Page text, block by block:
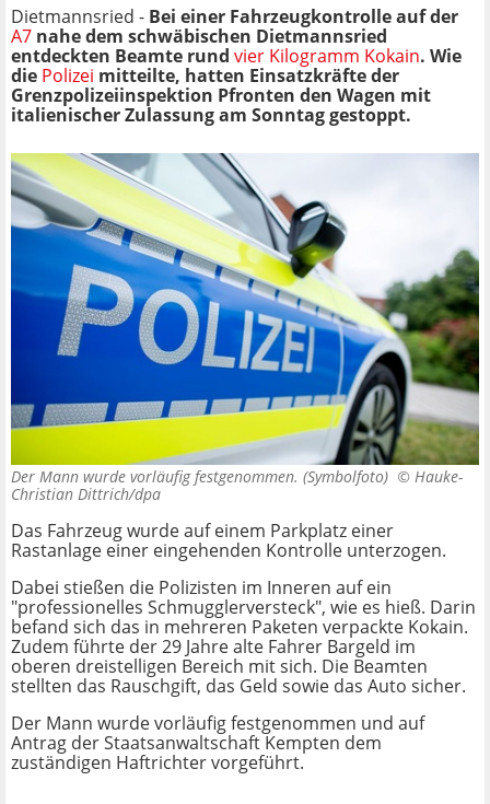
Dietmannsried - Bei einer Fahrzeugkontrolle auf der
A7 nahe dem schwäbischen Dietmannsried
entdeckten Beamte rund vier Kilogramm Kokain. Wie
die Polizei mitteilte, hatten Einsatzkräfte der
Grenzpolizeiinspektion Pfronten den Wagen mit
italienischer Zulassung am Sonntag gestoppt.
Der Mann wurde vorläufig festgenommen. (Symbolfoto) © Hauke-
Christian Dittrich/dpa
Das Fahrzeug wurde auf einem Parkplatz einer
Rastanlage einer eingehenden Kontrolle unterzogen.
Dabei stießen die Polizisten im Inneren auf ein
"professionelles Schmugglerversteck", wie es hieß. Darin
befand sich das in mehreren Paketen verpackte Kokain.
Zudem führte der 29 Jahre alte Fahrer Bargeld im
oberen dreistelligen Bereich mit sich. Die Beamten
stellten das Rauschgift, das Geld sowie das Auto sicher.
Der Mann wurde vorläufig festgenommen und auf
Antrag der Staatsanwaltschaft Kempten dem
zuständigen Haftrichter vorgeführt.